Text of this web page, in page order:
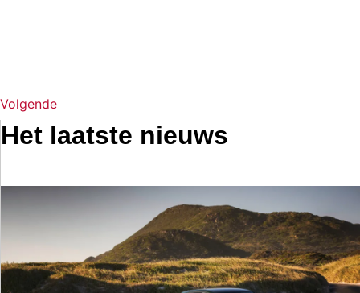
Volgende
Het laatste nieuws